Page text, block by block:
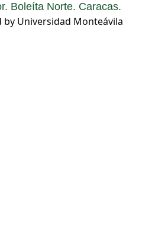
Boleíta Norte. Caracas.
by Universidad Monteávila